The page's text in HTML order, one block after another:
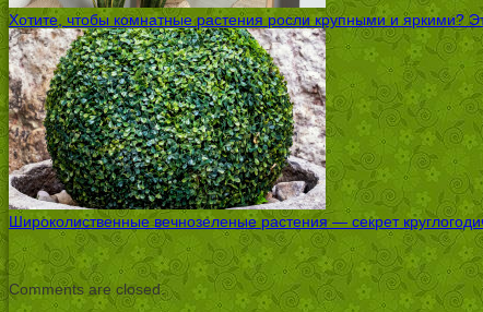
Хотите, чтобы комнатные растения росли крупными и яркими?
Широколиственные вечнозеленые растения — секрет
Comments are closed.